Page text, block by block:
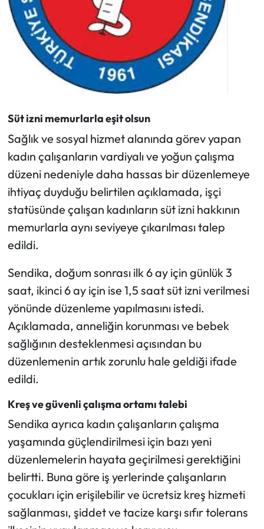
Süt izni memurlarla eşit olsun
Sağlık ve sosyal hizmet alanında görev yapan
kadın çalışanların vardiyalı ve yoğun çalışma
düzeni nedeniyle daha hassas bir düzenlemeye
ihtiyaç duyduğu belirtilen açıklamada, işçi
statüsünde çalışan kadınların süt izni hakkının
memurlarla aynı seviyeye çıkarılması talep
edildi.
Sendika, doğum sonrası ilk 6 ay için günlük 3
saat, ikinci 6 ay için ise 1,5 saat süt izni verilmesi
yönünde düzenleme yapılmasını istedi.
Açıklamada, anneliğin korunması ve bebek
sağlığının desteklenmesi açısından bu
düzenlemenin artık zorunlu hale geldiği ifade
edildi.
Kreş ve güvenli çalışma ortamı talebi
Sendika ayrıca kadın çalışanların çalışma
yaşamında güçlendirilmesi için bazı yeni
düzenlemelerin hayata geçirilmesi gerektiğini
belirtti. Buna göre iş yerlerinde çalışanların
çocukları için erişilebilir ve ücretsiz kreş hizmeti
sağlanması, şiddet ve tacize karşı sıfır tolerans